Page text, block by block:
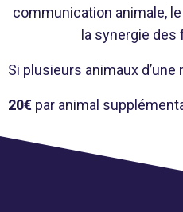
communication animale,
la synergie des
Si plusieurs animaux
20€ par animal